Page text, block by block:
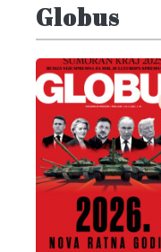
Globus